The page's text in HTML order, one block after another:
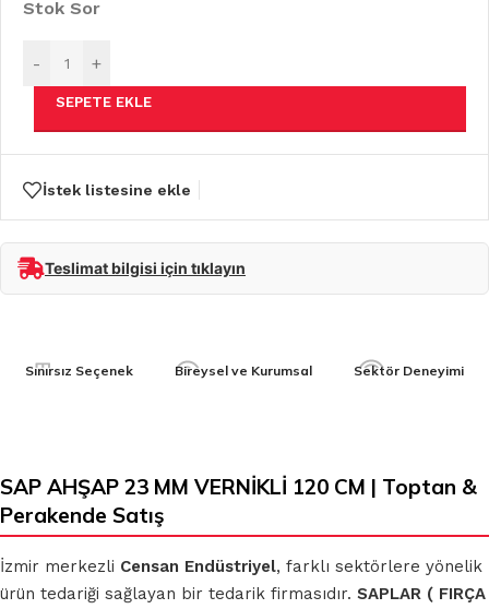
Stok Sor
- +
SEPETE EKLE
İstek listesine ekle
Teslimat bilgisi için tıklayın
Sınırsız Seçenek Bireysel ve Kurumsal Sektör Deneyimi
SAP AHŞAP 23 MM VERNİKLİ 120 CM | Toptan &
Perakende Satış
İzmir merkezli Censan Endüstriyel, farklı sektörlere yönelik
ürün tedariği sağlayan bir tedarik firmasıdır. SAPLAR ( FIRÇA